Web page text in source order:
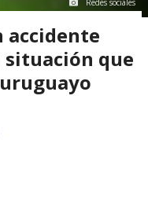
Redes sociales
accidente
que